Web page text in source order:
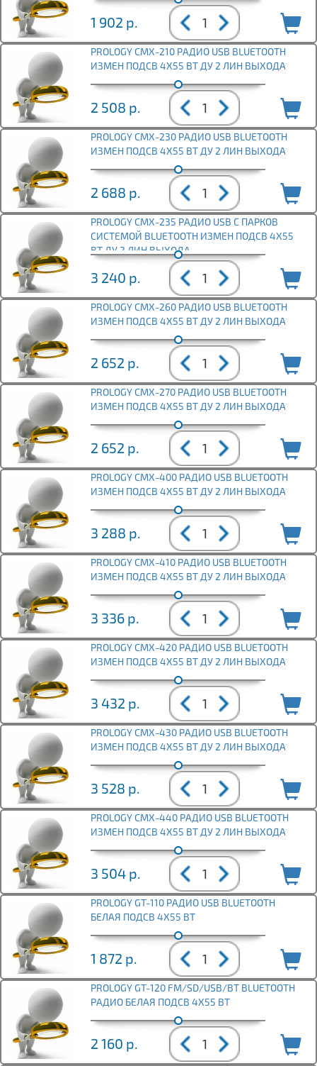
1 902 р.
PROLOGY CMX-210 РАДИО USB BLUETOOTH
ИЗМЕН ПОДСВ 4Х55 ВТ ДУ 2 ЛИН ВЫХОДА
2 508 р.
PROLOGY CMX-230 РАДИО USB BLUETOOTH
ИЗМЕН ПОДСВ 4Х55 ВТ ДУ 2 ЛИН ВЫХОДА
2 688 р.
PROLOGY CMX-235 РАДИО USB С ПАРКОВ
СИСТЕМОЙ BLUETOOTH ИЗМЕН ПОДСВ 4Х55
ВТ ДУ 2 ЛИН ВЫХОДА
3 240 р.
PROLOGY CMX-260 РАДИО USB BLUETOOTH
ИЗМЕН ПОДСВ 4Х55 ВТ ДУ 2 ЛИН ВЫХОДА
2 652 р.
PROLOGY CMX-270 РАДИО USB BLUETOOTH
ИЗМЕН ПОДСВ 4Х55 ВТ ДУ 2 ЛИН ВЫХОДА
2 652 р.
PROLOGY CMX-400 РАДИО USB BLUETOOTH
ИЗМЕН ПОДСВ 4Х55 ВТ ДУ 2 ЛИН ВЫХОДА
3 288 р.
PROLOGY CMX-410 РАДИО USB BLUETOOTH
ИЗМЕН ПОДСВ 4Х55 ВТ ДУ 2 ЛИН ВЫХОДА
3 336 р.
PROLOGY CMX-420 РАДИО USB BLUETOOTH
ИЗМЕН ПОДСВ 4Х55 ВТ ДУ 2 ЛИН ВЫХОДА
3 432 р.
PROLOGY CMX-430 РАДИО USB BLUETOOTH
ИЗМЕН ПОДСВ 4Х55 ВТ ДУ 2 ЛИН ВЫХОДА
3 528 р.
PROLOGY CMX-440 РАДИО USB BLUETOOTH
ИЗМЕН ПОДСВ 4Х55 ВТ ДУ 2 ЛИН ВЫХОДА
3 504 р.
PROLOGY GT-110 РАДИО USB BLUETOOTH
БЕЛАЯ ПОДСВ 4Х55 ВТ
1 872 р.
PROLOGY GT-120 FM/SD/USB/BT BLUETOOTH
РАДИО БЕЛАЯ ПОДСВ 4Х55 ВТ
2 160 р.